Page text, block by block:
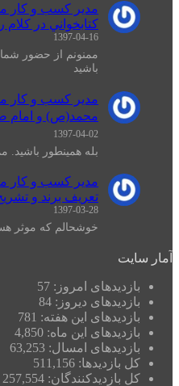
مدیر کسب و کار
كتابخواني در كلام
1397-04-16
ممنونم از حضور
باشید
مدیر کسب و کار
محمد(ص) و امام
1397-04-02
بله همینطور باشید.
مدیر کسب و کار
تعریف برند و
1397-03-28
خوشحالم که موثر
آمار سایت
بازدیدهای امروز: 57
بازدیدهای دیروز: 84
بازدیدهای این هفته: 781
بازدیدهای این ماه: 4,850
بازدیدهای امسال: 63,253
کل بازدیدها: 511,156
کل بازدیدکنند‌گان: 257,554